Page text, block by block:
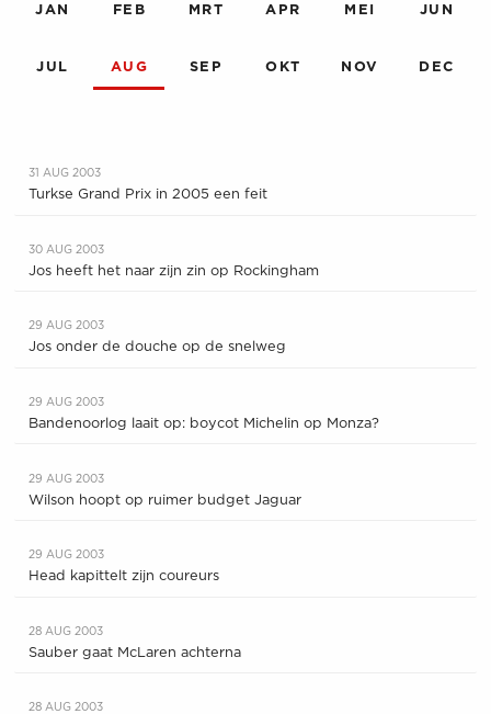
JAN FEB MRT APR MEI JUN
JUL AUG SEP OKT NOV DEC
31 AUG 2003
Turkse Grand Prix in 2005 een feit
30 AUG 2003
Jos heeft het naar zijn zin op Rockingham
29 AUG 2003
Jos onder de douche op de snelweg
29 AUG 2003
Bandenoorlog laait op: boycot Michelin op Monza?
29 AUG 2003
Wilson hoopt op ruimer budget Jaguar
29 AUG 2003
Head kapittelt zijn coureurs
28 AUG 2003
Sauber gaat McLaren achterna
28 AUG 2003